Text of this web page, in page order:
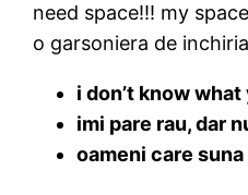
need space!!! my
o garsoniera de
i don’t know
imi pare rau, dar
oameni care suna